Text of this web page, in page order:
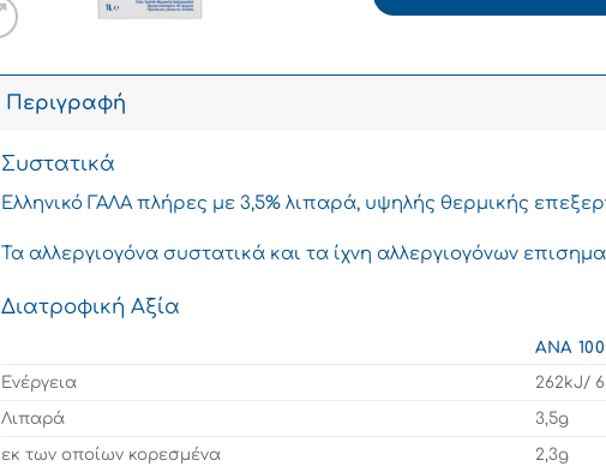
Περιγραφή
Συστατικά
Ελληνικό ΓΑΛΑ πλήρες με 3,5% λιπαρά, υψηλής θερμικής
Τα αλλεργιογόνα συστατικά και τα ίχνη αλλεργιογόνων
Διατροφική Αξία
ΑΝΆ
Ενέργεια
262kJ/
Λιπαρά
3,5g
εκ των οποίων κορεσμένα
2,3g